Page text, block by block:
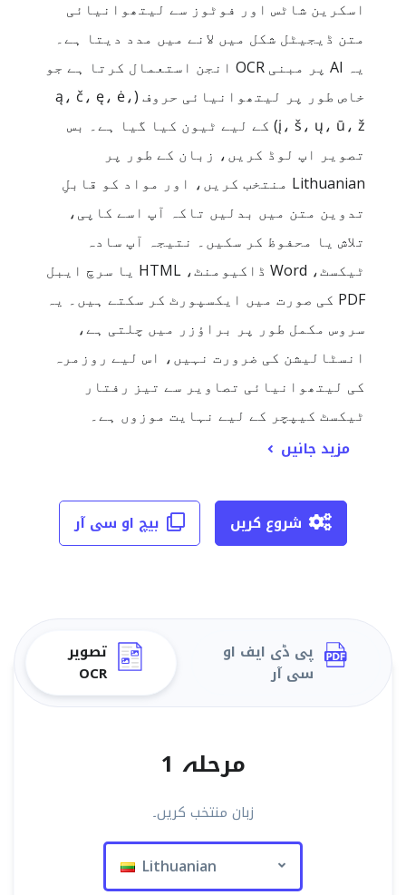
اسکرین شاٹس اور فوٹوز سے لیتھوانیائی
متن ڈیجیٹل شکل میں لانے میں مدد دیتا ہے۔
یہ AI پر مبنی OCR انجن استعمال کرتا ہے جو
خاص طور پر لیتھوانیائی حروف (ą، č، ę، ė،
į، š، ų، ū، ž) کے لیے ٹیون کیا گیا ہے۔ بس
تصویر اپ لوڈ کریں، زبان کے طور پر
Lithuanian منتخب کریں، اور مواد کو قابلِ
تدوین متن میں بدلیں تاکہ آپ اسے کاپی،
تلاش یا محفوظ کر سکیں۔ نتیجہ آپ سادہ
ٹیکسٹ، Word ڈاکیومنٹ، HTML یا سرچ ایبل
PDF کی صورت میں ایکسپورٹ کر سکتے ہیں۔ یہ
سروس مکمل طور پر براؤزر میں چلتی ہے،
انسٹالیشن کی ضرورت نہیں، اس لیے روزمرہ
کی لیتھوانیائی تصاویر سے تیز رفتار
ٹیکسٹ کیپچر کے لیے نہایت موزوں ہے۔
مزید جانیں
بیچ او سی آر شروع کریں
تصویر
OCR
پی ڈی ایف او
سی آر
مرحلہ 1
زبان منتخب کریں۔
Lithuanian